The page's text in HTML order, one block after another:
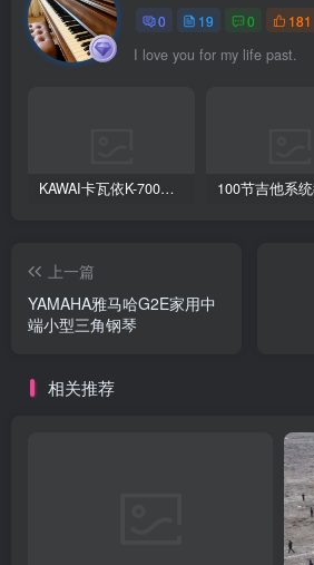
0 19 0 181
I love you for my life past.
KAWAI卡瓦依K-700日本原装进口演奏级K系列旗舰型号准三角钢琴体验高端立式实木钢琴立式中古
上一篇
YAMAHA雅马哈G2E家用中
端小型三角钢琴
相关推荐